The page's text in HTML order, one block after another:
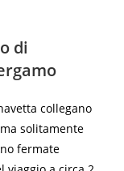
di
collegano
solitamente
fermate